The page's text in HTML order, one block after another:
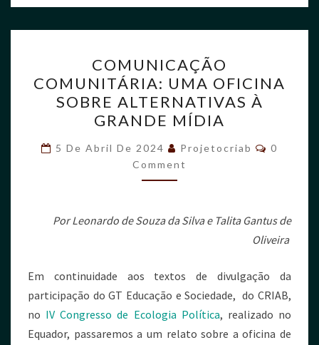
o
o
d
o
n
l
e
COMUNICAÇÃO
COMUNITÁRIA: UMA OFICINA
SOBRE ALTERNATIVAS À
GRANDE MÍDIA
5 De Abril De 2024 Projetocriab
0
Comment
Por Leonardo de Souza da Silva e Talita Gantus de
Oliveira
Em continuidade aos textos de divulgação da
participação do GT Educação e Sociedade, do CRIAB,
no IV Congresso de Ecologia Política, realizado no
Equador, passaremos a um relato sobre a oficina de